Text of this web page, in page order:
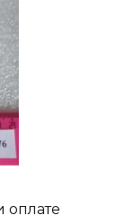
оплате